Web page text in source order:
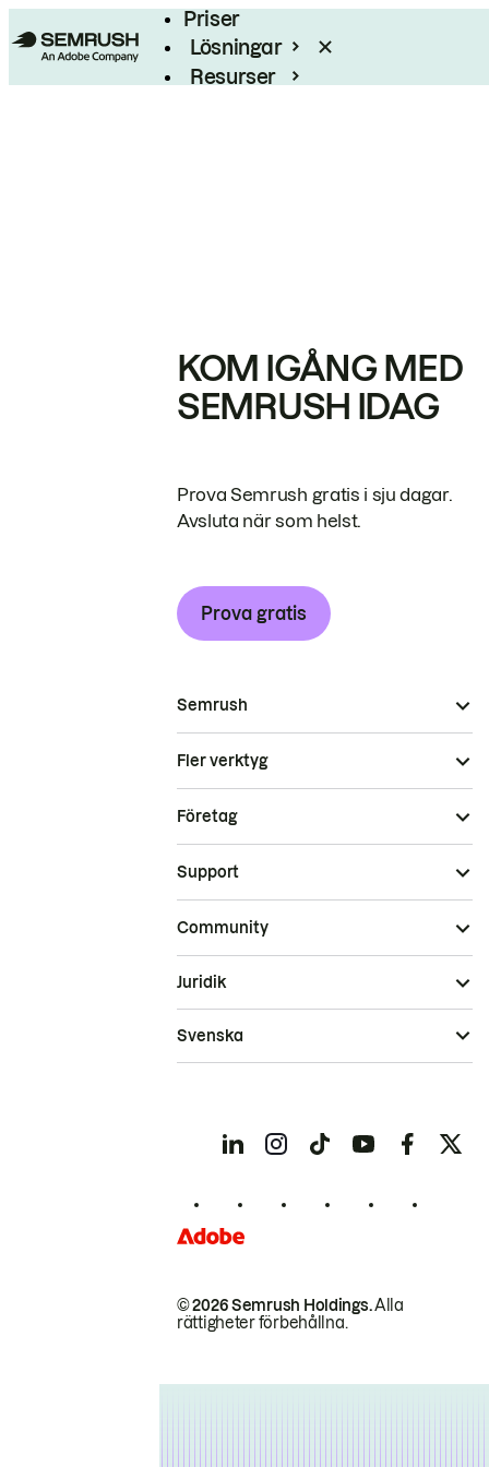
Priser
Lösningar
Resurser
KOM IGÅNG MED
SEMRUSH IDAG
Prova Semrush gratis i sju dagar.
Avsluta när som helst.
Prova gratis
Semrush
Fler verktyg
Företag
Support
Community
© 2026 Semrush Holdings.Alla
rättigheter förbehållna.
Juridik
Svenska